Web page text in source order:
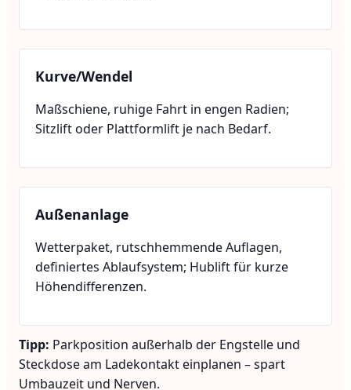
Kurve/Wendel
Maßschiene, ruhige Fahrt in engen Radien;
Sitzlift oder Plattformlift je nach Bedarf.
Außenanlage
Wetterpaket, rutschhemmende Auflagen,
definiertes Ablaufsystem; Hublift für kurze
Höhendifferenzen.
Tipp: Parkposition außerhalb der Engstelle und
Steckdose am Ladekontakt einplanen – spart
Umbauzeit und Nerven.